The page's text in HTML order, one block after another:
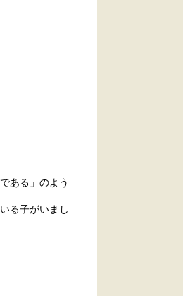
ある」のよう
る子がいまし